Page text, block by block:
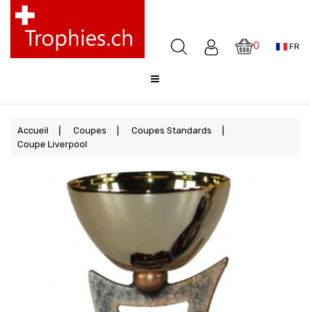
0 FR
Coupes
Médailles
Awards
Cloches
Sale
Accueil Coupes
Coupes Standards
Coupe Liverpool